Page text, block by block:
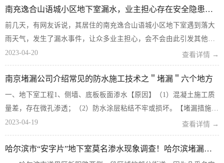
南充逸合山语城小区地下室漏水，业主担心存在安全隐患！堵漏找我们哦
前几天，有网友诉说，其居住的南充逸合山语城小区地下室遇到落大
雨天气，发生了漏水事件，让众多业主担心，会不会由此引发其他
（比如漏电）的安全隐患啊？ 从视频里可看出一股一股的小水流不停
地从墙壁缝隙涌出，让人不由感叹建筑物的品质，确实高档啊！在微
信聊天群里，有...
2023-04-20 查看详情 →
南京堵漏公司介绍常见的防水施工技术之＂堵漏＂六个地方
一、地下室工程1、侧墙、底板板面渗水【原因】（1）混凝土施工质
量差，存在微孔渗透；（2）防水涂层粘结不牢或损坏。【堵漏措施】
（1）将渗水部位清理干净，用水泥基防水涂料作堵渗处理。（2）将
渗水部位清理干净后，用水乳型氯丁橡胶沥青防水涂料等配合纤维增
强材料作堵渗处理。...
2023-04-19 查看详情 →
哈尔滨市“安字片”地下室莫名渗水现象调查！哈尔滨堵漏公司OK